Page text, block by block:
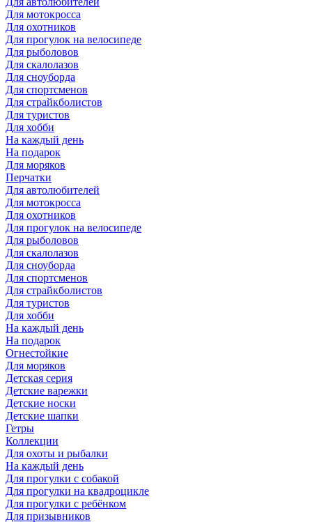
Для мотокросса
Для охотников
Для прогулок на велосипеде
Для рыболовов
Для скалолазов
Для сноуборда
Для спортсменов
Для страйкболистов
Для туристов
Для хобби
На каждый день
На подарок
Для моряков
Перчатки
Для автолюбителей
Для мотокросса
Для охотников
Для прогулок на велосипеде
Для рыболовов
Для скалолазов
Для сноуборда
Для спортсменов
Для страйкболистов
Для туристов
Для хобби
На каждый день
На подарок
Огнестойкие
Для моряков
Детская серия
Детские варежки
Детские носки
Детские шапки
Гетры
Коллекции
Для охоты и рыбалки
На каждый день
Для прогулки с собакой
Для прогулки на квадроцикле
Для прогулки с ребёнком
Для призывников